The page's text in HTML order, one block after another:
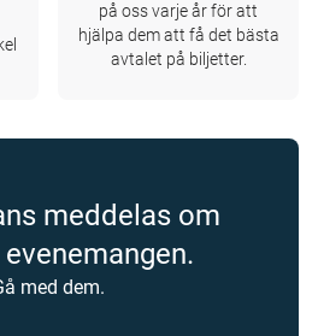
på oss varje år för att
hjälpa dem att få det bästa
avtalet på biljetter.
meddelas om
evenemangen.
med dem.